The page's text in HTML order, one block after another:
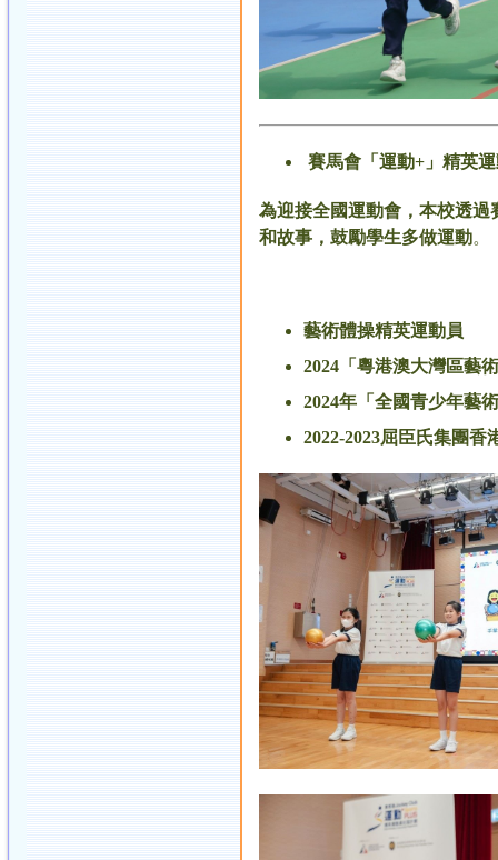
賽馬會「運動+ 」精英
為迎接全國運動會，本校透
和故事，鼓勵學生多做運動。
藝術體操精英運動員
2024「粵港澳大灣區藝
2024年「全國青少年藝
2022-2023屈臣氏集團香